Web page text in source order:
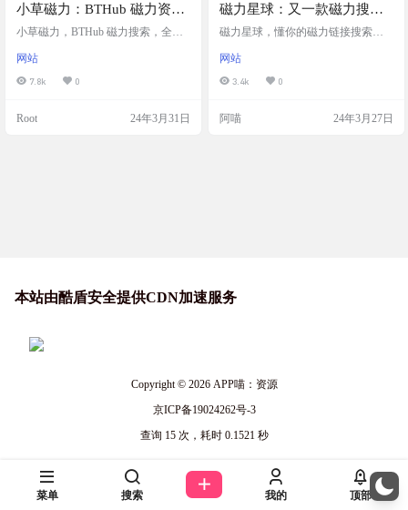
小草磁力：BTHub 磁力资源
搜索网站
小草磁力，BTHub 磁力搜索，全球
总收录 3kw+ 磁力资源。 一个专注
于磁力链接搜索服务的网站。网站
能。 网站截图 网站地址
网站
7.8k 0
Root 24年3月31日
磁力星球：又一款磁力搜索
引擎
磁力星球，懂你的磁力链接搜索引
可以直接复制，在线播放尝试了用
不了。不过磁力链接复制后在 pikpa
网站截图 网站地址
网站
3.4k 0
阿喵 24年3月27日
本站由酷盾安全提供CDN加速服务
Copyright © 2026APP喵：资源
京ICP备19024262号-3
查询 15 次，耗时 0.1521 秒
菜单 搜索 我的 顶部